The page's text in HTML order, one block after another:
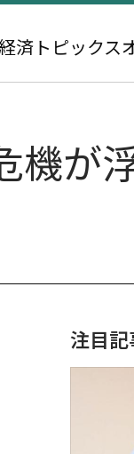
済 トピックス
機が
注目